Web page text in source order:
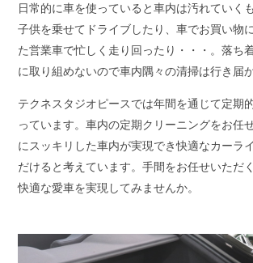
日常的に車を使っていると車内は汚れていく
子供を乗せてドライブしたり、車でお買い物
た営業車で忙しく走り回ったり・・・。落ち
に取り組めないので車内隅々の清掃は行き届
テクネスタジオピースでは年間を通じて定期
っています。車内の定期クリーニングをお任
にスッキリした車内が実現でき快適なカーラ
だけると考えています。手間をお任せいただ
快適な愛車を実現してみませんか。